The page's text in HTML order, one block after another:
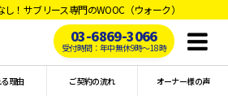
！サブリース専門のWOOC（ウォーク）
03-6869-3066
受付時間：年中無休9時〜18時
理由 ご契約の流れ オーナー様の声